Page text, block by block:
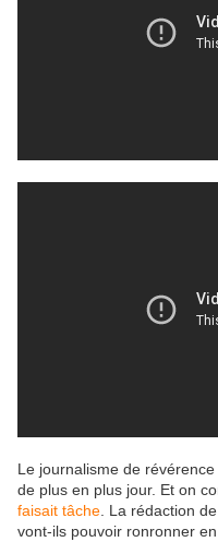
Le journalisme de révérence
de plus en plus jour. Et on
faisait tâche . La rédaction de
vont-ils pouvoir ronronner